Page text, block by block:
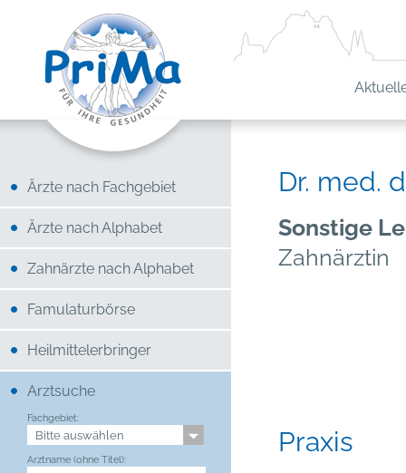
Ärzte nach Fachgebiet
Ärzte nach Alphabet
Zahnärzte nach Alphabet
Famulaturbörse
Heilmittelerbringer
Arztsuche
Fachgebiet:
Arztname (ohne Titel):
Dr. med.
Sonstige
Zahnärztin
Praxis